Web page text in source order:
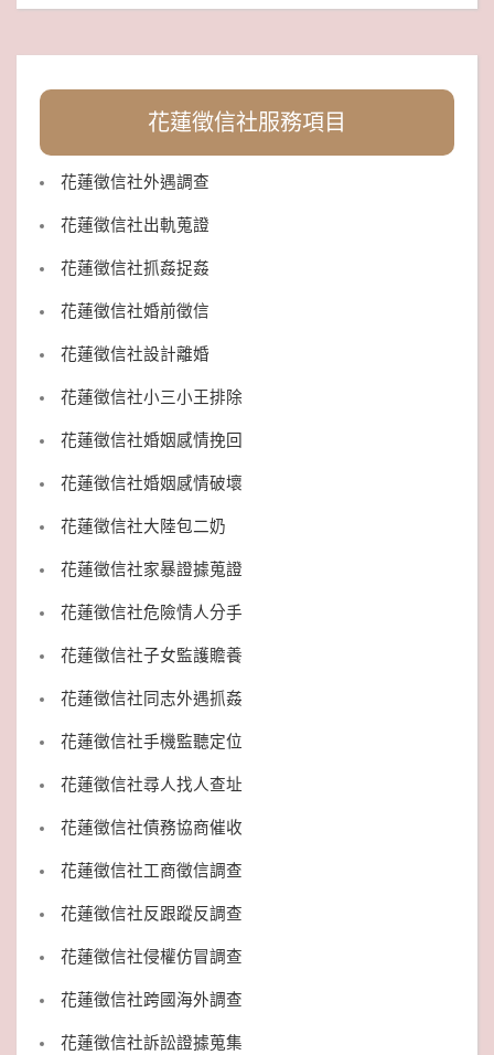
花蓮徵信社服務項目
花蓮徵信社外遇調查
花蓮徵信社出軌蒐證
花蓮徵信社抓姦捉姦
花蓮徵信社婚前徵信
花蓮徵信社設計離婚
花蓮徵信社小三小王排除
花蓮徵信社婚姻感情挽回
花蓮徵信社婚姻感情破壞
花蓮徵信社大陸包二奶
花蓮徵信社家暴證據蒐證
花蓮徵信社危險情人分手
花蓮徵信社子女監護贍養
花蓮徵信社同志外遇抓姦
花蓮徵信社手機監聽定位
花蓮徵信社尋人找人查址
花蓮徵信社債務協商催收
花蓮徵信社工商徵信調查
花蓮徵信社反跟蹤反調查
花蓮徵信社侵權仿冒調查
花蓮徵信社跨國海外調查
花蓮徵信社訴訟證據蒐集